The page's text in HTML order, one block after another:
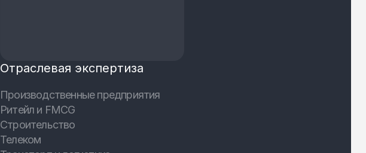
Отраслевая экспертиза
Производственные предприятия
Ритейл и FMCG
Строительство
Телеком